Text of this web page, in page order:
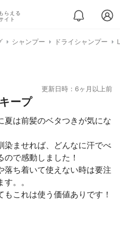
らえる
イト
シャンプー ドライシャンプー
更新日時：6ヶ月以上前
ープ
夏は前髪のベタつきが気にな
染ませれば、どんなに汗でべ
で感動しました！
落ち着いて使えない時は要注
。。
これは使う価値ありです！